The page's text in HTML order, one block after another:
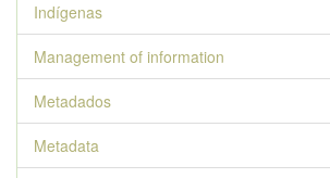
Indígenas
Management of information
Metadados
Metadata